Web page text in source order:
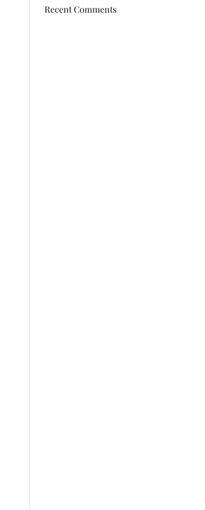
Recent Comments